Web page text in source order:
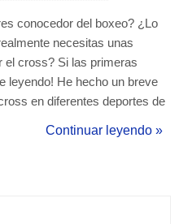
conocedor del boxeo? ¿Lo
necesitas unas
el cross? Si las primeras
leyendo! He hecho un breve
en diferentes deportes de
codo, el codo debe seguir la
Continuar leyendo »